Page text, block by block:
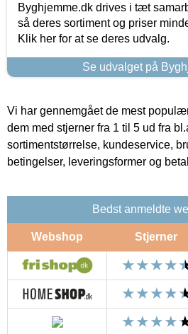
Byghjemme.dk drives i tæt
så deres sortiment og priser
Klik her for at se deres udvalg.
Se udvalget på
Vi har gennemgået de mest
dem med stjerner fra 1 til 5 ud fra
sortimentstørrelse, kundeservice,
betingelser, leveringsformer og
Bedst anmeldte
Webshop Stjerner